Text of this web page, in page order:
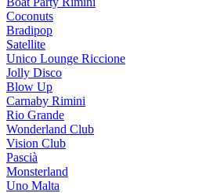
Coconuts
Bradipop
Satellite
Unico Lounge Riccione
Jolly Disco
Blow Up
Carnaby Rimini
Rio Grande
Wonderland Club
Vision Club
Pascià
Monsterland
Uno Malta